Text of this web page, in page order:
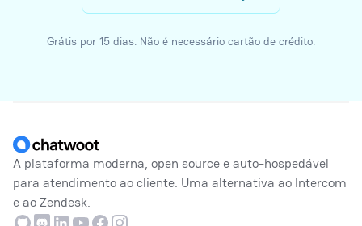
Grátis por 15 dias. Não é necessário cartão de crédito.
A plataforma moderna, open source e auto-hospedável
para atendimento ao cliente. Uma alternativa ao Intercom
e ao Zendesk.
GithubDiscordLinkedin
Youtube
Facebook
Instagram